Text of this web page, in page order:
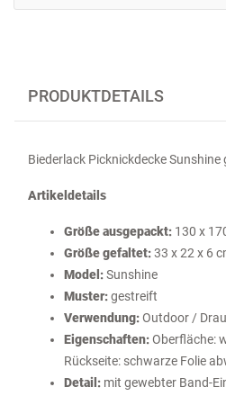
PRODUKTDETAILS
Biederlack Picknickdecke
Artikeldetails
Größe ausgepackt: 130 x
Größe gefaltet:33 x 22 x 6
Model:Sunshine
Muster:gestreift
Verwendung:Outdoor /
Eigenschaften:Oberfläche:
Rückseite: schwarze Folie
Detail: mit gewebter Band-